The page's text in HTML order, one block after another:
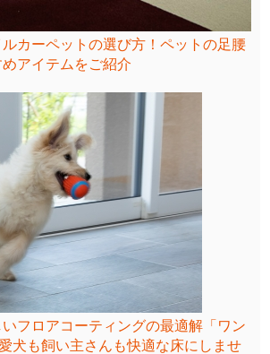
カーペットの選び方！ペットの足腰
アイテムをご紹介
フロアコーティングの最適解「ワン
犬も飼い主さんも快適な床にしませ